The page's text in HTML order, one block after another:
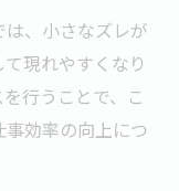
で快適さを取
スのコスパ比
、小さなズレが
現れやすくなり
行うことで、こ
効率の向上につ